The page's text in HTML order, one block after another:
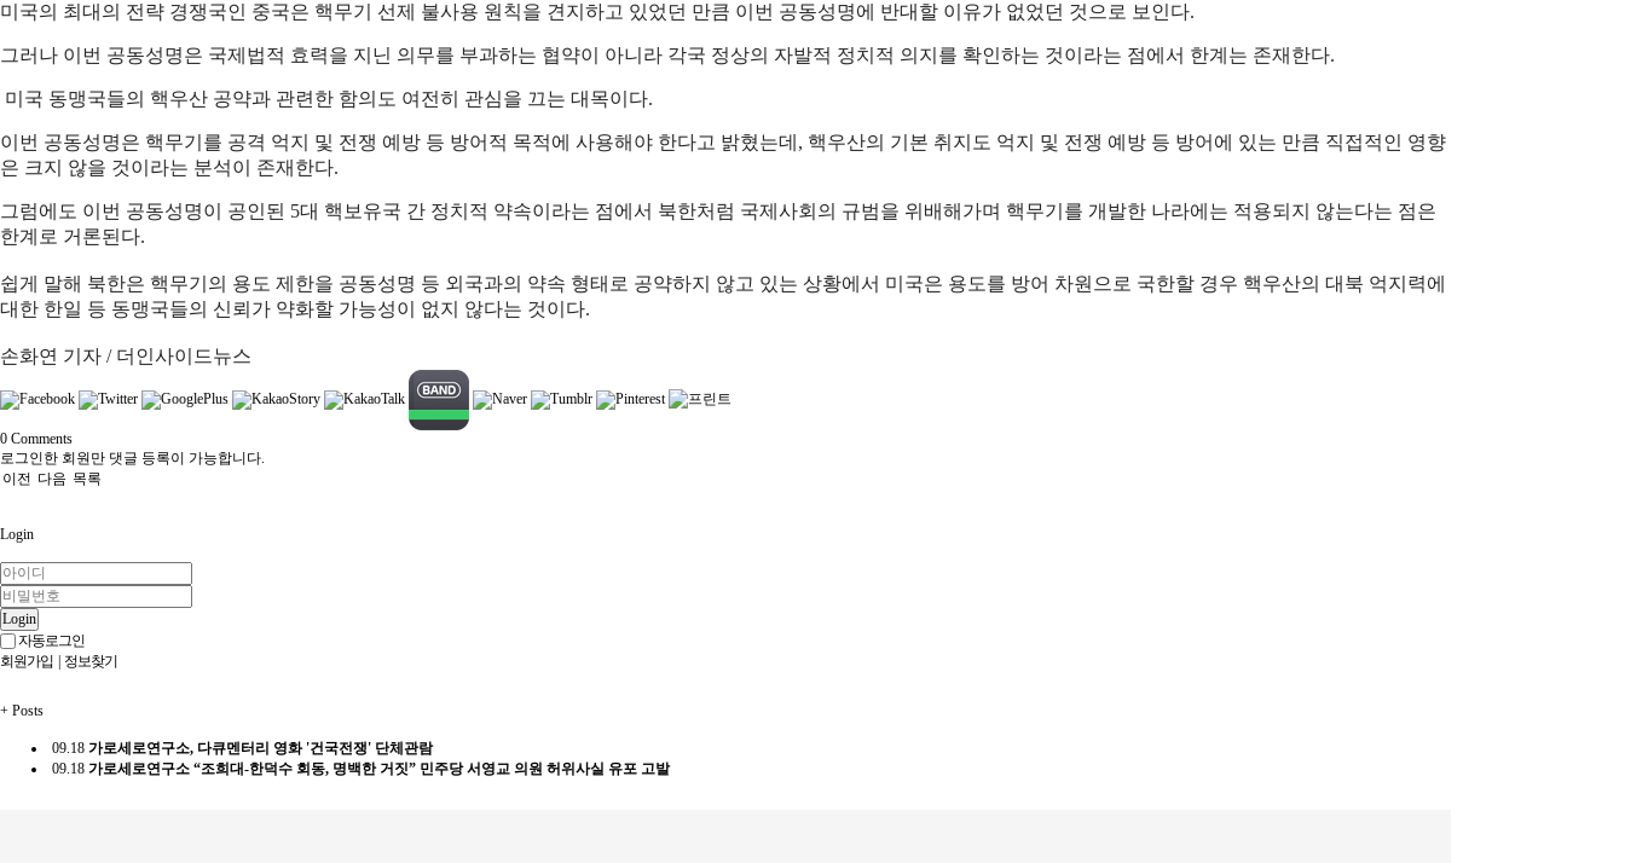
미국의 최대의 전략 경쟁국인 중국은 핵무기 선제 불사용 원칙을 견지하고 있었던 만큼 이번 공동성명에 반대할 이유가 없었던 것으로 보인다.
그러나 이번 공동성명은 국제법적 효력을 지닌 의무를 부과하는 협약이 아니라 각국 정상의 자발적 정치적 의지를 확인하는 것이라는 점에서 한계는 존재한다.
미국 동맹국들의 핵우산 공약과 관련한 함의도 여전히 관심을 끄는 대목이다.
이번 공동성명은 핵무기를 공격 억지 및 전쟁 예방 등 방어적 목적에 사용해야 한다고 밝혔는데, 핵우산의 기본 취지도 억지 및 전쟁 예방 등 방어에 있는 만큼 직접적인 영향
은 크지 않을 것이라는 분석이 존재한다.
그럼에도 이번 공동성명이 공인된 5대 핵보유국 간 정치적 약속이라는 점에서 북한처럼 국제사회의 규범을 위배해가며 핵무기를 개발한 나라에는 적용되지 않는다는 점은
한계로 거론된다.
쉽게 말해 북한은 핵무기의 용도 제한을 공동성명 등 외국과의 약속 형태로 공약하지 않고 있는 상황에서 미국은 용도를 방어 차원으로 국한할 경우 핵우산의 대북 억지력에
대한 한일 등 동맹국들의 신뢰가 약화할 가능성이 없지 않다는 것이다.
손화연 기자 / 더인사이드뉴스
0 Comments
로그인한 회원만 댓글 등록이 가능합니다.
이전 다음 목록
Login
Login
자동로그인
회원가입 | 정보찾기
+ Posts
09.18 가로세로연구소, 다큐멘터리 영화 '건국전쟁' 단체관람
09.18 가로세로연구소 “조희대-한덕수 회동, 명백한 거짓” 민주당 서영교 의원 허위사실 유포 고발